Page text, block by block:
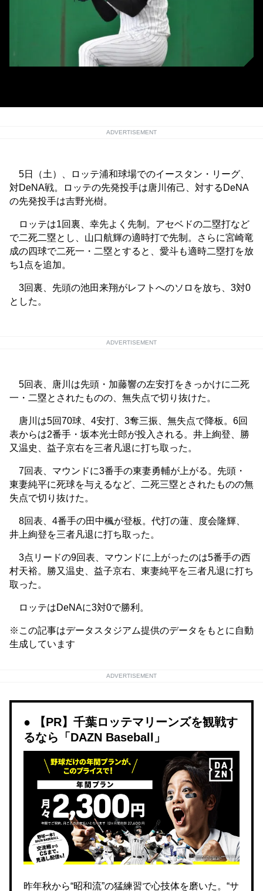
ADVERTISEMENT
5日（土）、ロッテ浦和球場でのイースタン・リーグ、
対DeNA戦。ロッテの先発投手は唐川侑己、対するDeNA
の先発投手は吉野光樹。
ロッテは1回裏、幸先よく先制。アセベドの二塁打など
で二死二塁とし、山口航輝の適時打で先制。さらに宮崎竜
成の四球で二死一・二塁とすると、愛斗も適時二塁打を放
ち1点を追加。
3回裏、先頭の池田来翔がレフトへのソロを放ち、3対0
とした。
ADVERTISEMENT
5回表、唐川は先頭・加藤響の左安打をきっかけに二死
一・二塁とされたものの、無失点で切り抜けた。
唐川は5回70球、4安打、3奪三振、無失点で降板。6回
表からは2番手・坂本光士郎が投入される。井上絢登、勝
又温史、益子京右を三者凡退に打ち取った。
7回表、マウンドに3番手の東妻勇輔が上がる。先頭・
東妻純平に死球を与えるなど、二死三塁とされたものの無
失点で切り抜けた。
8回表、4番手の田中楓が登板。代打の蓮、度会隆輝、
井上絢登を三者凡退に打ち取った。
3点リードの9回表、マウンドに上がったのは5番手の西
村天裕。勝又温史、益子京右、東妻純平を三者凡退に打ち
取った。
ロッテはDeNAに3対0で勝利。
※この記事はデータスタジアム提供のデータをもとに自動
生成しています
ADVERTISEMENT
【PR】千葉ロッテマリーンズを観戦す
るなら「DAZN Baseball」
昨年秋から“昭和流”の猛練習で心技体を磨いた。“サ